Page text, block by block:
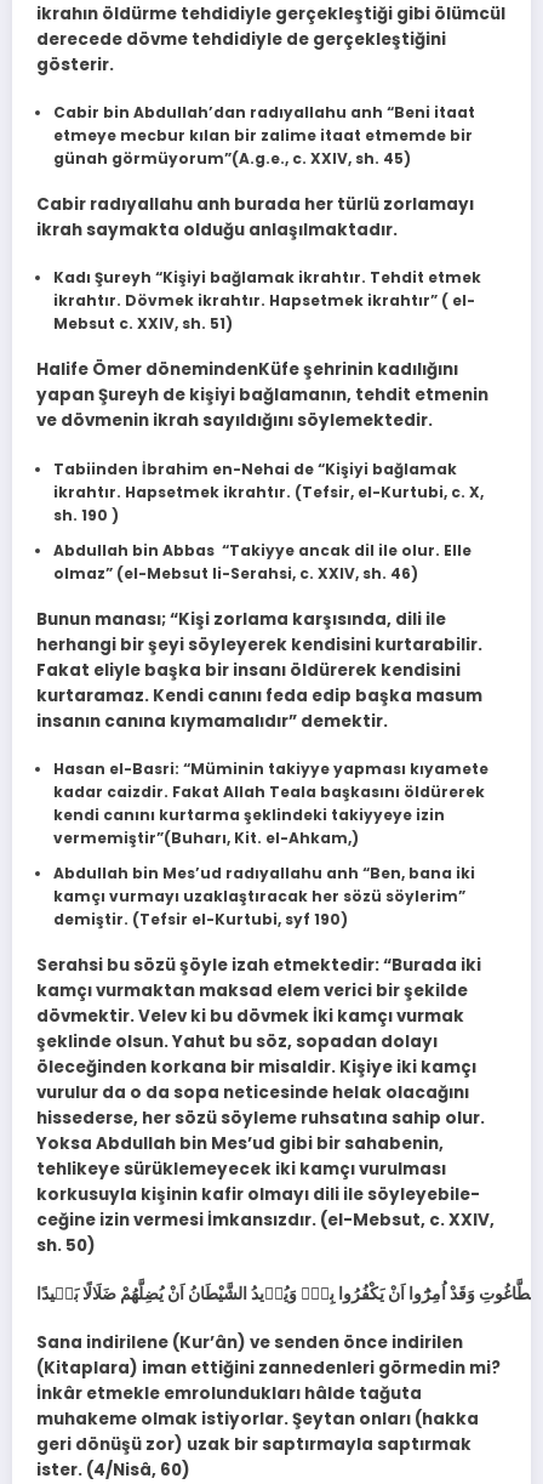
ik­rahın öldürme tehdidiyle gerçekleştiği gibi ölümcül
derecede dövme tehdi­diyle de gerçekleştiğini
gösterir.
Cabir bin Abdullah’dan radıyallahu anh “Beni itaat
etmeye mecbur kılan bir zali­me itaat etmemde bir
günah görmüyorum”(A.g.e., c. XXIV, sh. 45)
Cabir radıyallahu anh burada her türlü zorlamayı
ikrah saymakta olduğu anlaşılmaktadır.
Kadı Şureyh “Kişiyi bağlamak ikrahtır. Tehdit etmek
ikrahtır. Dövmek ikrah­tır. Hapsetmek ikrahtır” ( el-
Mebsut c. XXIV, sh. 51)
Halife Ömer dönemindenKüfe şehrinin kadılığını
yapan Şureyh de kişiyi bağlamanın, tehdit etmenin
ve dövmenin ikrah sayıldığı­nı söylemektedir.
Tabiinden İbrahim en-Nehai de “Kişiyi bağlamak
ikrahtır. Hapsetmek ikrahtır. (Tefsir, el-Kurtubi, c. X,
sh. 190 )
Abdullah bin Abbas “Takiyye ancak dil ile olur. Elle
olmaz” (el-Mebsut li-Serahsi, c. XXIV, sh. 46)
Bunun manası; “Kişi zorlama karşısında, dili ile
herhangi bir şeyi söy­leyerek kendisini kurtarabilir.
Fakat eliyle başka bir insanı öldürerek kendi­sini
kurtaramaz. Kendi canını feda edip başka masum
insanın canına kıyma­malıdır” demektir.
Hasan el-Basri: “Müminin takiyye yapması kıyamete
kadar caizdir. Fa­kat Allah Teala başkasını öldürerek
kendi canını kurtarma şeklindeki takiyyeye izin
vermemiştir”(Buharı, Kit. el-Ahkam,)
Abdullah bin Mes’ud radıyallahu anh “Ben, bana iki
kamçı vurmayı uzaklaştıracak her sözü söylerim”
demiştir. (Tefsir el-Kurtubi, syf 190)
Serahsi bu sözü şöyle izah etmektedir: “Bu­rada iki
kamçı vurmaktan maksad elem verici bir şekilde
dövmektir. Velev ki bu dövmek İki kamçı vurmak
şeklinde olsun. Yahut bu söz, sopadan do­layı
öleceğinden korkana bir misaldir. Kişiye iki kamçı
vurulur da o da so­pa neticesinde helak olacağını
hissederse, her sözü söyleme ruhsatına sahip olur.
Yoksa Abdullah bin Mes’ud gibi bir sahabenin,
tehlikeye sürüklemeyecek iki kamçı vurulması
korkusuyla kişinin kafir olmayı dili ile söyleyebile­
ceğine izin vermesi İmkansızdır. (el-Mebsut, c. XXIV,
sh. 50)
Sana indirilene (Kur’ân) ve senden önce indirilen
(Kitaplara) iman ettiğini zannedenleri görmedin mi?
İnkâr etmekle emrolundukları hâlde tağuta
muhakeme olmak istiyorlar. Şeytan onları (hakka
geri dönüşü zor) uzak bir saptırmayla saptırmak
ister. (4/Nisâ, 60)